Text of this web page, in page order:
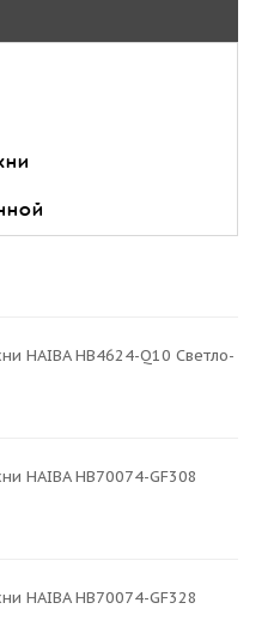
HAIBA HB4624-Q10 Светло-
HAIBA HB70074-GF308
HAIBA HB70074-GF328